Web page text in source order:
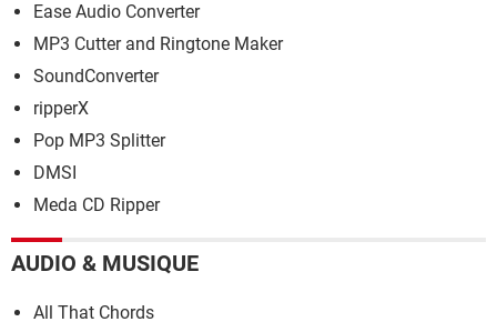
Ease Audio Converter
MP3 Cutter and Ringtone Maker
SoundConverter
ripperX
Pop MP3 Splitter
DMSI
Meda CD Ripper
AUDIO & MUSIQUE
All That Chords